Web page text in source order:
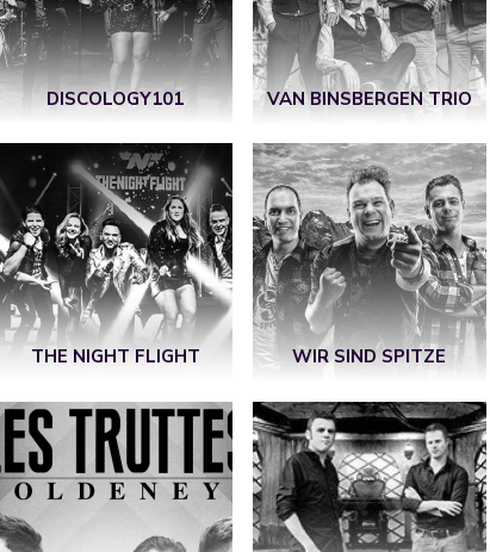
DISCOLOGY101 VAN BINSBERGEN TRIO
THE NIGHT FLIGHT WIR SIND SPITZE